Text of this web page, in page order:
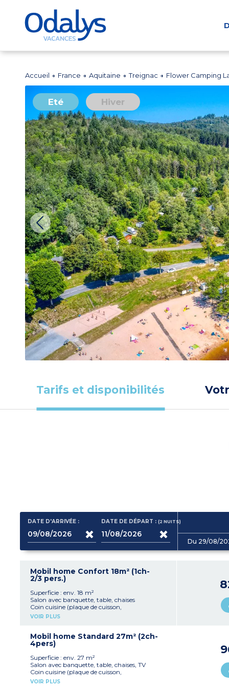
Accueil France Aquitaine Treignac Flower Camping
Eté Hiver
Tarifs et disponibilités
DATE D'ARRIVÉE : DATE DE DÉPART :(2NUITS)
Du 29/08/
Mobil home Confort 18m² (1ch-
2/3 pers.)
Superficie : env. 18 m²
Salon avec banquette, table, chaises
Coin cuisine (plaque de cuisson,
réfrigérateur/congélateur, micro-ondes,
1 salle d'eau avec douche, lavabo et WC
Terrasse semi-couverte avec salon de jardin
Capacité max. 2 personnes
VOIR PLUS
Mobil home Standard 27m² (2ch-
4pers)
Superficie : env. 27 m²
Salon avec banquette, table, chaises, TV
Coin cuisine (plaque de cuisson,
réfrigérateur/congélateur, cafetière électrique,
VOIR PLUS